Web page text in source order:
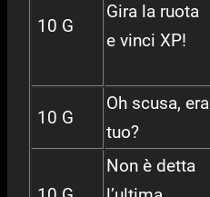
10 G
Gira la ruota
e vinci XP!
10 G
Oh scusa, era
tuo?
Non è detta